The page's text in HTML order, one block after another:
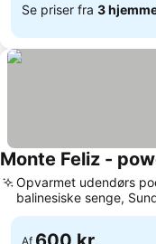
Se priser fra 3
Monte Feliz -
Opvarmet udendørs
balinesiske senge,
spisemuligheder
Af